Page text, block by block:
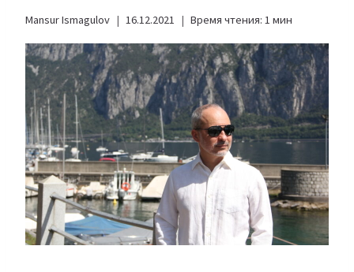
Mansur Ismagulov 16.12.2021 Время чтения: 1 мин